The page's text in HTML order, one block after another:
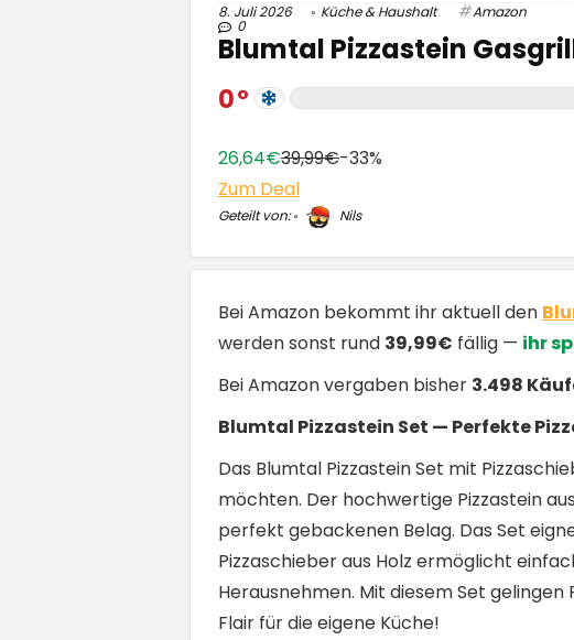
8. Juli 2026 Küche & Haushalt Amazon
0
Blumtal Pizzastein
0
26,64€39,99€-33%
Zum Deal
Geteilt von: Nils
Bei Amazon bekommt ihr aktuell den
werden sonst rund 39,99€ fällig — ihr
Bei Amazon vergaben bisher 3.498
Blumtal Pizzastein Set — Perfekte
Das Blumtal Pizzastein Set mit
möchten. Der hochwertige Pizzastein
perfekt gebackenen Belag. Das Set
Pizzaschieber aus Holz ermöglicht
Herausnehmen. Mit diesem Set
Flair für die eigene Küche!